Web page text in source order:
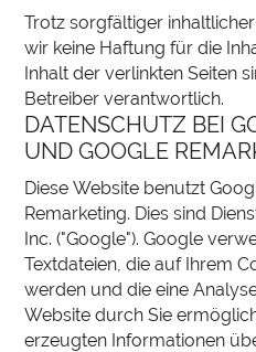
Trotz sorgfältiger
wir keine Haftung für die
Inhalt der verlinkten Seiten
Betreiber verantwortlich.
DATENSCHUTZ BEI
UND GOOGLE
Diese Website benutzt
Remarketing. Dies sind
Inc. ("Google"). Google
Textdateien, die auf Ihrem
werden und die eine
Website durch Sie
erzeugten Informationen